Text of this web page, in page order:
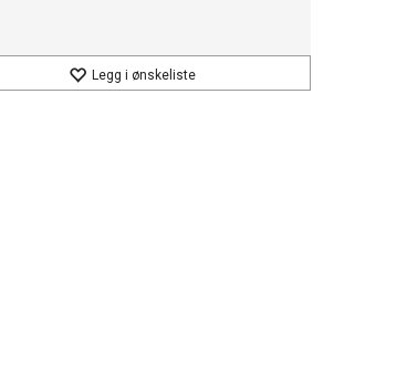
Legg i ønskeliste